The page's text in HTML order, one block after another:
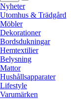
Nyheter
Utomhus & Trädgård
Möbler
Dekorationer
Bordsdukningar
Hemtextilier
Belysning
Mattor
Hushållsapparater
Lifestyle
Varumärken